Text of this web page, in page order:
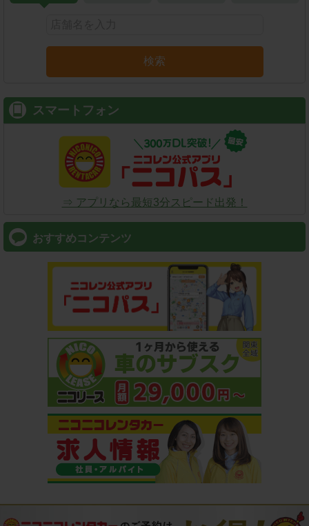
検索
スマートフォン
⇒ アプリなら最短3分スピード出発！
おすすめコンテンツ